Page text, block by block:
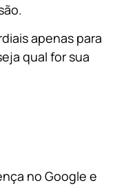
apenas para
eja qual for sua
no Google e